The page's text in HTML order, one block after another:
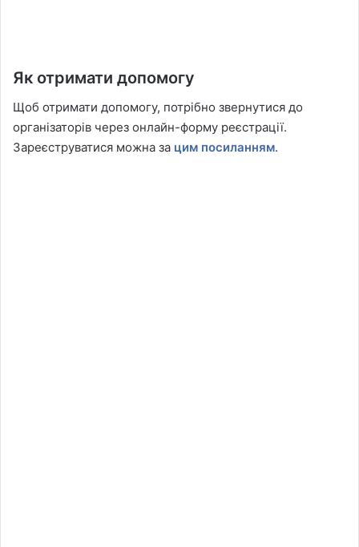
Як отримати допомогу
Щоб отримати допомогу, потрібно звернутися до
організаторів через онлайн-форму реєстрації.
Зареєструватися можна за цим посиланням.